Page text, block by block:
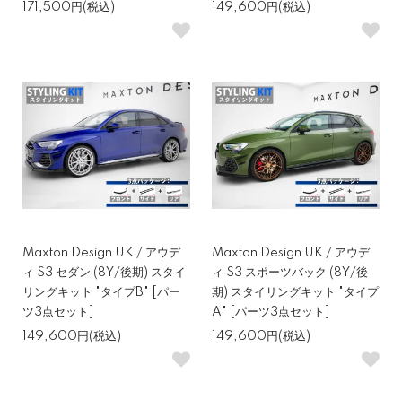
171,500円(税込)
149,600円(税込)
Maxton Design UK / アウデ
ィ S3 セダン (8Y/後期) スタイ
リングキット "タイプB" [パー
ツ3点セット]
149,600円(税込)
Maxton Design UK / アウデ
ィ S3 スポーツバック (8Y/後
期) スタイリングキット "タイプ
A" [パーツ3点セット]
149,600円(税込)